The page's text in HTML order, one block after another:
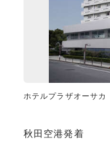
ホテルプラザオーサ
秋田空港発着